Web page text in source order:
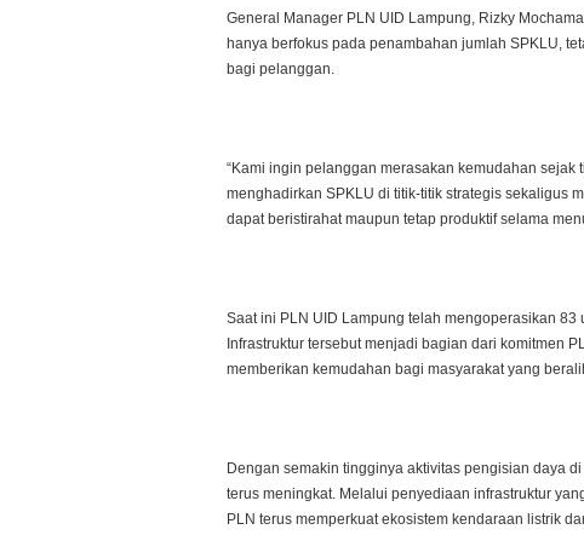
General Manager PLN UID Lampung, Rizky
hanya berfokus pada penambahan jumlah SPKLU,
bagi pelanggan.
“Kami ingin pelanggan merasakan kemudahan
menghadirkan SPKLU di titik-titik strategis sekaligus
dapat beristirahat maupun tetap produktif selama
Saat ini PLN UID Lampung telah mengoperasikan
Infrastruktur tersebut menjadi bagian dari komitmen
memberikan kemudahan bagi masyarakat yang
Dengan semakin tingginya aktivitas pengisian daya
terus meningkat. Melalui penyediaan infrastruktur
PLN terus memperkuat ekosistem kendaraan listrik